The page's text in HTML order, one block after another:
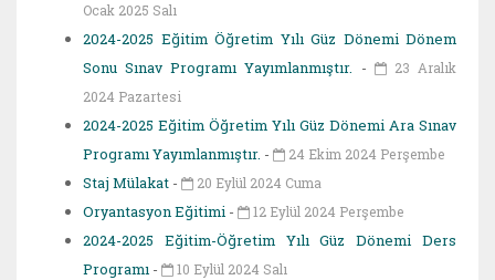
Ocak 2025 Salı
2024-2025 Eğitim Öğretim Yılı Güz Dönemi Dönem
Sonu Sınav Programı Yayımlanmıştır. -
23 Aralık
2024 Pazartesi
2024-2025 Eğitim Öğretim Yılı Güz Dönemi Ara Sınav
Programı Yayımlanmıştır. - 24 Ekim 2024 Perşembe
Staj Mülakat - 20 Eylül 2024 Cuma
Oryantasyon Eğitimi - 12 Eylül 2024 Perşembe
2024-2025 Eğitim-Öğretim Yılı Güz Dönemi Ders
Programı - 10 Eylül 2024 Salı